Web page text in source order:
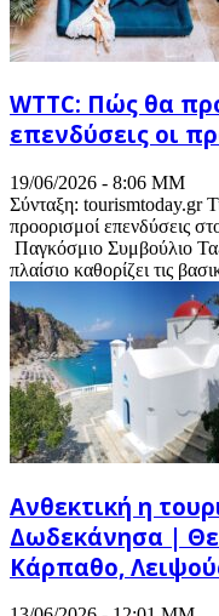
WTTC: Πώς θα
επενδύσεις οι
19/06/2026 - 8:06 ΜΜ
Σύνταξη: tourismtoday.gr
προορισμοί επενδύσεις
Παγκόσμιο Συμβούλιο
πλαίσιο καθορίζει τις
Ανθεκτική η
Δωδεκάνησα |
Κάρπαθο,